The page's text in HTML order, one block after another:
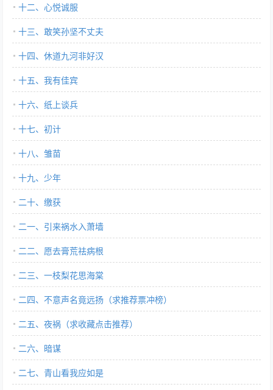
十二、心悦诚服
十三、敢笑孙坚不丈夫
十四、休道九河非好汉
十五、我有佳宾
十六、纸上谈兵
十七、初计
十八、雏苗
十九、少年
二十、缴获
二一、引来祸水入萧墙
二二、愿去膏荒祛病根
二三、一枝梨花思海棠
二四、不意声名竟远扬（求推荐票冲榜）
二五、夜祸（求收藏点击推荐）
二六、暗谋
二七、青山看我应如是